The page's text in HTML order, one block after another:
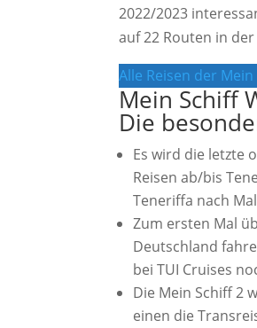
2022/2023
auf 22 Routen in
Alle Reisen der
Mein Schiff
Die
Es wird die letzte
Reisen ab/bis
Teneriffa nach
Zum ersten Mal
Deutschland
bei TUI Cruises
Die Mein Schiff 2
einen die